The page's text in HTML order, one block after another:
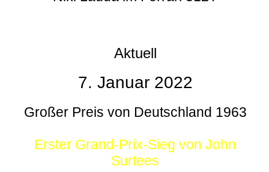
Aktuell
7. Januar 2022
Großer Preis von Deutschland 1963
Erster Grand-Prix-Sieg von John
Surtees